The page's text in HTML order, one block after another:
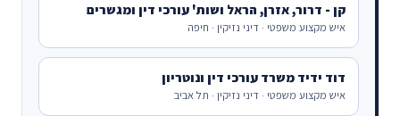
קן - דרור, אזרן, הראל ושות' עורכי דין ומגשרים
איש מקצוע משפטי · דיני נזיקין · חיפה
דוד ידיד משרד עורכי דין ונוטריון
איש מקצוע משפטי · דיני נזיקין · תל אביב